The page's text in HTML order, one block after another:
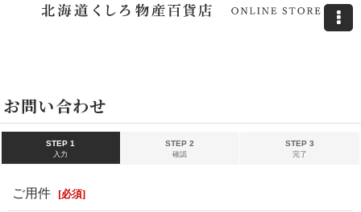
お問い合わせ
STEP 1
入力
STEP 2
確認
STEP 3
完了
ご用件 [必須]